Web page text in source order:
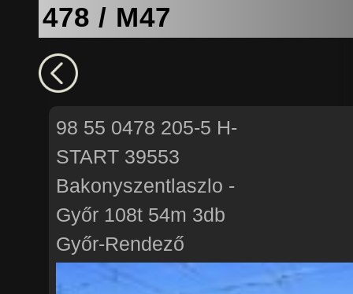
478 / M47
98 55 0478 205-5 H-
START 39553
Bakonyszentlaszlo -
Győr 108t 54m 3db
Győr-Rendező